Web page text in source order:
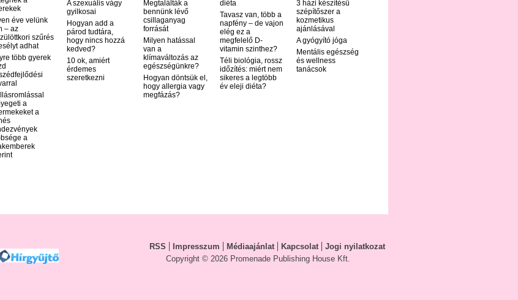
éve velünk
– az
szűrés
adhat
több gyerek
a
a
a
A szexuális vágy
gyilkosai
Hogyan add a
párod tudtára,
hogy nincs hozzá
kedved?
10 ok, amiért
érdemes
szeretkezni
Megtalálták a
bennünk lévő
csillaganyag
forrását
Milyen hatással
van a
klímaváltozás az
egészségünkre?
Hogyan döntsük el,
hogy allergia vagy
megfázás?
diéta
Tavasz van, több a
napfény – de vajon
elég ez a
megfelelő D-
vitamin szinthez?
Téli biológia, rossz
időzítés: miért nem
sikeres a legtöbb
év eleji diéta?
3 házi készítésű
szépítőszer a
kozmetikus
ajánlásával
A gyógyító jóga
Mentális egészség
és wellness
tanácsok
RSS Impresszum Médiaajánlat Kapcsolat
Jogi nyilatkozat
Copyright © 2026 Promenade Publishing House Kft.